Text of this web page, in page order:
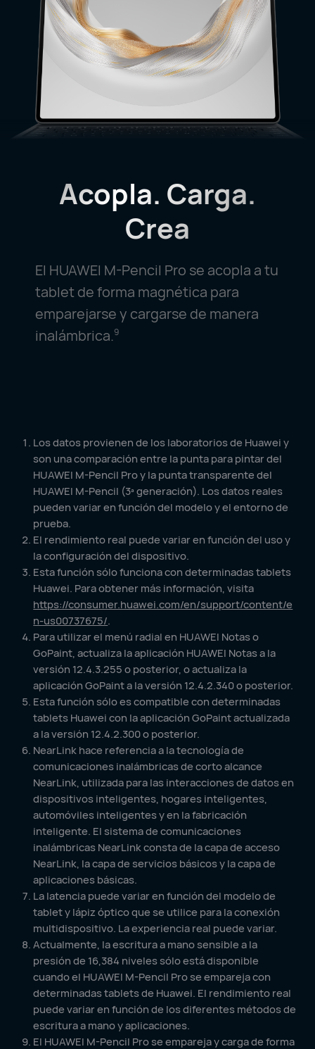
Acopla. Carga.
Crea
El HUAWEI M-Pencil Pro se acopla a tu
tablet de forma magnética para
emparejarse y cargarse de manera
inalámbrica.9
Los datos provienen de los laboratorios de Huawei y
son una comparación entre la punta para pintar del
HUAWEI M-Pencil Pro y la punta transparente del
HUAWEI M-Pencil (3ª generación). Los datos reales
pueden variar en función del modelo y el entorno de
prueba.
El rendimiento real puede variar en función del uso y
la configuración del dispositivo.
Esta función sólo funciona con determinadas tablets
Huawei. Para obtener más información, visita
https://consumer.huawei.com/en/support/content/e
n-us00737675/
Para utilizar el menú radial en HUAWEI Notas o
GoPaint, actualiza la aplicación HUAWEI Notas a la
versión 12.4.3.255 o posterior, o actualiza la
aplicación GoPaint a la versión 12.4.2.340 o posterior.
Esta función sólo es compatible con determinadas
tablets Huawei con la aplicación GoPaint actualizada
a la versión 12.4.2.300 o posterior.
NearLink hace referencia a la tecnología de
comunicaciones inalámbricas de corto alcance
NearLink, utilizada para las interacciones de datos en
dispositivos inteligentes, hogares inteligentes,
automóviles inteligentes y en la fabricación
inteligente. El sistema de comunicaciones
inalámbricas NearLink consta de la capa de acceso
NearLink, la capa de servicios básicos y la capa de
aplicaciones básicas.
La latencia puede variar en función del modelo de
tablet y lápiz óptico que se utilice para la conexión
multidispositivo. La experiencia real puede variar.
Actualmente, la escritura a mano sensible a la
presión de 16,384 niveles sólo está disponible
cuando el HUAWEI M-Pencil Pro se empareja con
determinadas tablets de Huawei. El rendimiento real
puede variar en función de los diferentes métodos de
escritura a mano y aplicaciones.
El HUAWEI M-Pencil Pro se empareja y carga de forma